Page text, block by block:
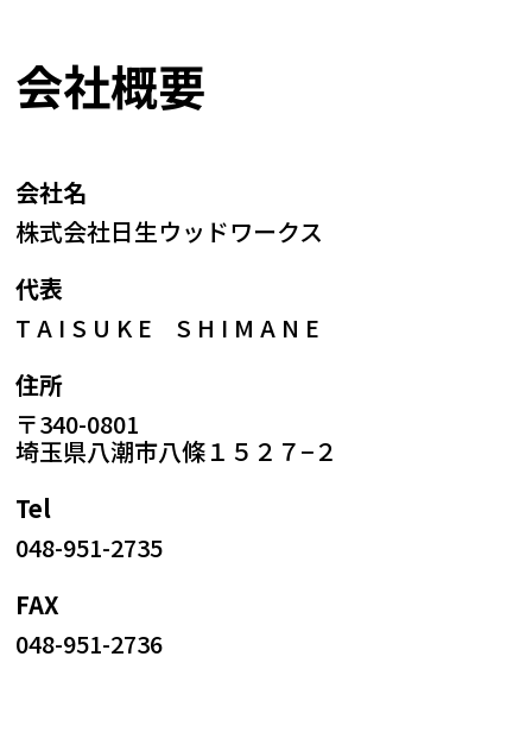
会社概要
会社名
株式会社日生ウッドワークス
代表
T A I S U K E S H I M A N E
住所
〒340-0801
埼玉県八潮市八條１５２７−２
Tel
048-951-2735
FAX
048-951-2736